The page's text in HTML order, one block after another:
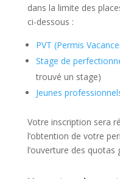
dans la limite des
ci-dessous :
PVT (Permis
Stage de
trouvé un stage)
Jeunes
Votre inscription sera
l’obtention de votre
l’ouverture des quotas